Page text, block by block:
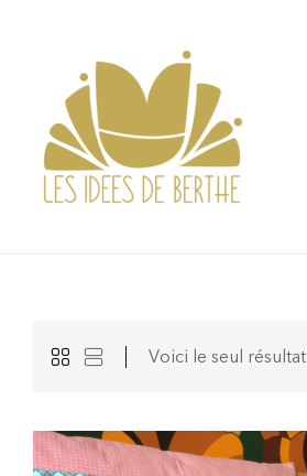
Voici le seul résultat